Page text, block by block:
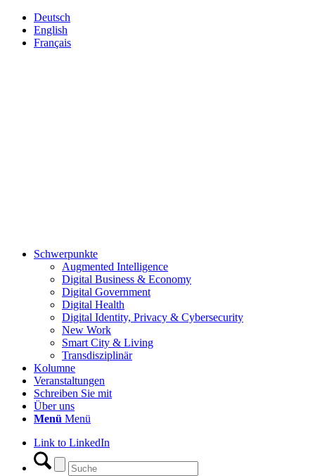
Deutsch
English
Français
Schwerpunkte
Augmented Intelligence
Digital Business & Economy
Digital Government
Digital Health
Digital Identity, Privacy & Cybersecurity
New Work
Smart City & Living
Transdisziplinär
Kolumne
Veranstaltungen
Schreiben Sie mit
Über uns
Menü Menü
Link to LinkedIn